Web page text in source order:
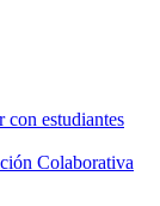
con estudiantes
Colaborativa